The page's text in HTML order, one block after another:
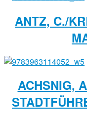
ANTZ, C./
ACHSNIG,